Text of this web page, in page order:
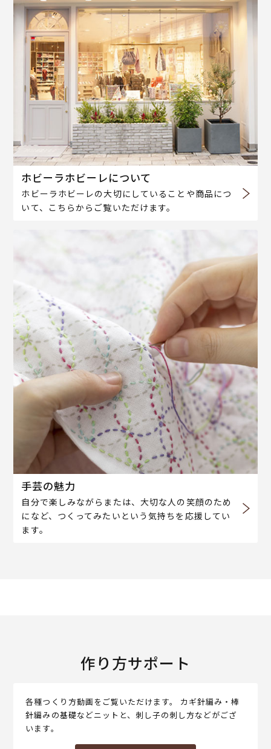
ホビーラホビーレについて
ホビーラホビーレの大切にしていることや商品につ
いて、こちらからご覧いただけます。
手芸の魅力
自分で楽しみながらまたは、大切な人の笑顔のため
になど、つくってみたいという気持ちを応援してい
ます。
作り方サポート
各種つくり方動画をご覧いただけます。 カギ針編み・棒
針編みの基礎などニットと、刺し子の刺し方などがござ
います。